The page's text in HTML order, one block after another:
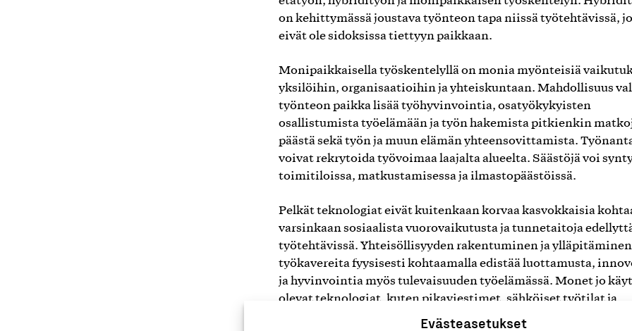
Evästeasetukset
on kehittymässä joustava työnteon tapa niissä työtehtävissä,
eivät ole sidoksissa tiettyyn paikkaan.
Monipaikkaisella työskentelyllä on monia myönteisiä
yksilöihin, organisaatioihin ja yhteiskuntaan. Mahdollisuus
työnteon paikka lisää työhyvinvointia, osatyökykyisten
osallistumista työelämään ja työn hakemista pitkienkin
päästä sekä työn ja muun elämän yhteensovittamista.
voivat rekrytoida työvoimaa laajalta alueelta. Säästöjä voi
toimitiloissa, matkustamisessa ja ilmastopäästöissä.
Pelkät teknologiat eivät kuitenkaan korvaa kasvokkaisia
varsinkaan sosiaalista vuorovaikutusta ja tunnetaitoja
työtehtävissä. Yhteisöllisyyden rakentuminen ja ylläpitäminen
työkavereita fyysisesti kohtaamalla edistää luottamusta,
ja hyvinvointia myös tulevaisuuden työelämässä. Monet jo
olevat teknologiat, kuten pikaviestimet, sähköiset työtilat ja
yhteistyöalustat, mahdollistavat sujuvan etätyön.